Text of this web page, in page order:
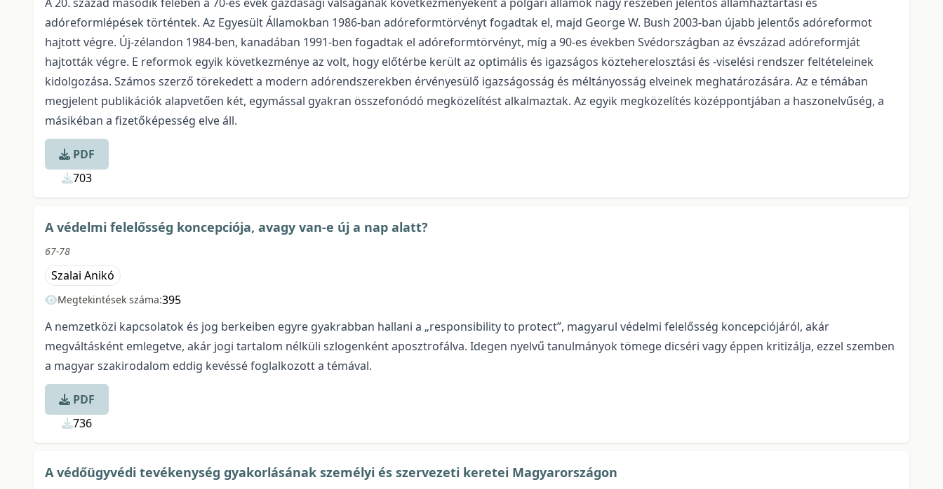
adóreformlépések történtek. Az Egyesült Államokban 1986-ban adóreformtörvényt fogadtak el, majd George W. Bush 2003-ban újabb jelentős adóreformot
hajtott végre. Új-zélandon 1984-ben, kanadában 1991-ben fogadtak el adóreformtörvényt, míg a 90-es években Svédországban az évszázad adóreformját
hajtották végre. E reformok egyik következménye az volt, hogy előtérbe került az optimális és igazságos közteherelosztási és -viselési rendszer feltételeinek
kidolgozása. Számos szerző törekedett a modern adórendszerekben érvényesülő igazságosság és méltányosság elveinek meghatározására. Az e témában
megjelent publikációk alapvetően két, egymással gyakran összefonódó megközelítést alkalmaztak. Az egyik megközelítés középpontjában a haszonelvűség, a
másikéban a fizetőképesség elve áll.
PDF
703
A védelmi felelősség koncepciója, avagy van-e új a nap alatt?
67-78
Szalai Anikó
Megtekintések száma:395
A nemzetközi kapcsolatok és jog berkeiben egyre gyakrabban hallani a „responsibility to protect”, magyarul védelmi felelősség koncepciójáról, akár
megváltásként emlegetve, akár jogi tartalom nélküli szlogenként aposztrofálva. Idegen nyelvű tanulmányok tömege dicséri vagy éppen kritizálja, ezzel szemben
a magyar szakirodalom eddig kevéssé foglalkozott a témával.
PDF
736
A védőügyvédi tevékenység gyakorlásának személyi és szervezeti keretei Magyarországon